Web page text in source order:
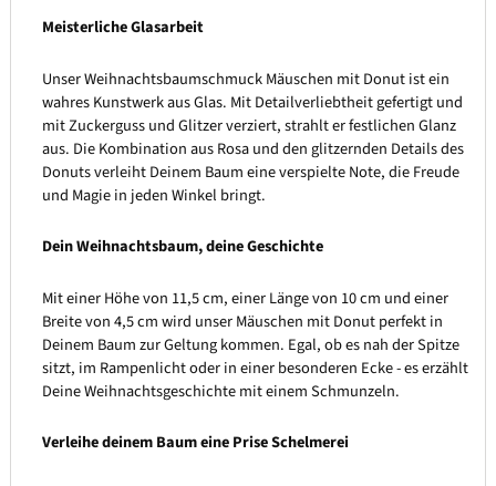
Meisterliche Glasarbeit
Unser Weihnachtsbaumschmuck Mäuschen mit Donut ist ein
wahres Kunstwerk aus Glas. Mit Detailverliebtheit gefertigt und
mit Zuckerguss und Glitzer verziert, strahlt er festlichen Glanz
aus. Die Kombination aus Rosa und den glitzernden Details des
Donuts verleiht Deinem Baum eine verspielte Note, die Freude
und Magie in jeden Winkel bringt.
Dein Weihnachtsbaum, deine Geschichte
Mit einer Höhe von 11,5 cm, einer Länge von 10 cm und einer
Breite von 4,5 cm wird unser Mäuschen mit Donut perfekt in
Deinem Baum zur Geltung kommen. Egal, ob es nah der Spitze
sitzt, im Rampenlicht oder in einer besonderen Ecke - es erzählt
Deine Weihnachtsgeschichte mit einem Schmunzeln.
Verleihe deinem Baum eine Prise Schelmerei